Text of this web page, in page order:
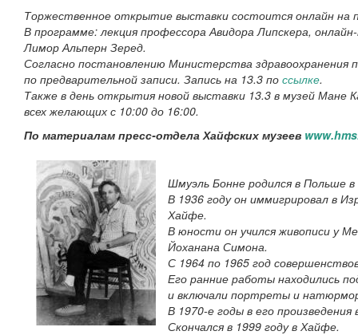
Торжественное открытие выставки состоится онлайн на
В программе: лекция профессора Авидора Липскера,
Лимор Альперн Зеред.
Согласно постановлению Министерства здравоохранения
по предварительной записи. Запись на 13.3 по ссылке.
Также в день открытия новой выставки 13.3 в музей Мане
всех желающих с 10:00 до 16:00.
По материалам пресс-отдела Хайфских музеев
Шмуэль Бонне родился в Польше в
В 1936 году он иммигрировал в
Хайфе.
В юности он учился живописи у
Йоханана Симона.
С 1964 по 1965 год
Его ранние работы находились
и включали портреты и
В 1970-е годы в его
Скончался в 1999 году в Хайфе.